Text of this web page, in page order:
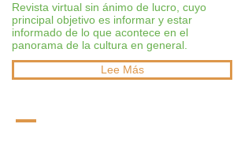
Revista virtual sin ánimo de lucro, cuyo
principal objetivo es informar y estar
informado de lo que acontece en el
panorama de la cultura en general.
Lee Más